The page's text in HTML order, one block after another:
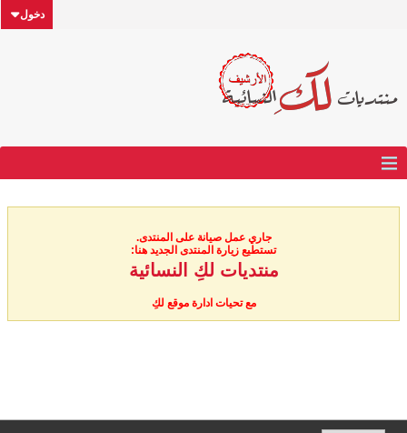
دخول
جاري عمل صيانة على المنتدى.
تستطيع زيارة المنتدى الجديد هنا:
منتديات لكِ النسائية
مع تحيات ادارة موقع لكِ